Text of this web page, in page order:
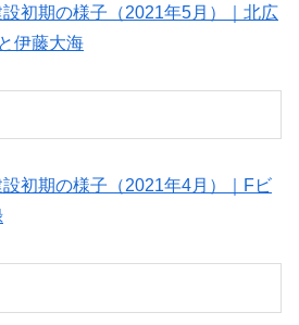
初期の様子（2021年5月）｜北広
伊藤大海
初期の様子（2021年4月）｜Fビ